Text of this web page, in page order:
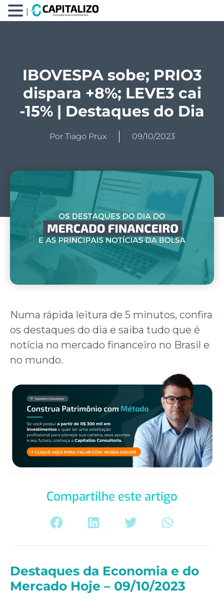
IBOVESPA sobe; PRIO3
dispara +8%; LEVE3 cai
-15% | Destaques do Dia
Por Tiago Prux 09/10/2023
Numa rápida leitura de 5 minutos, confira
os destaques do dia e saiba tudo que é
notícia no mercado financeiro no Brasil e
no mundo.
Compartilhe este artigo
Destaques da Economia e do
Mercado Hoje – 09/10/2023